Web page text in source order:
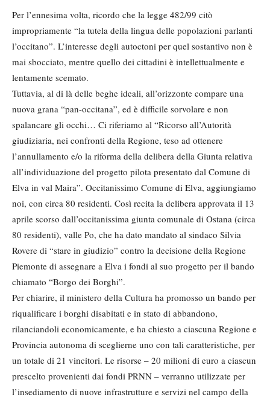
Per l’ennesima volta, ricordo che la legge 482/99 citò
impropriamente “la tutela della lingua delle popolazioni parlanti
l’occitano”. L’interesse degli autoctoni per quel sostantivo non è
mai sbocciato, mentre quello dei cittadini è intellettualmente e
lentamente scemato.
Tuttavia, al di là delle beghe ideali, all’orizzonte compare una
nuova grana “pan-occitana”, ed è difficile sorvolare e non
spalancare gli occhi… Ci riferiamo al “Ricorso all’Autorità
giudiziaria, nei confronti della Regione, teso ad ottenere
l’annullamento e/o la riforma della delibera della Giunta relativa
all’individuazione del progetto pilota presentato dal Comune di
Elva in val Maira”. Occitanissimo Comune di Elva, aggiungiamo
noi, con circa 80 residenti. Così recita la delibera approvata il 13
aprile scorso dall’occitanissima giunta comunale di Ostana (circa
80 residenti), valle Po, che ha dato mandato al sindaco Silvia
Rovere di “stare in giudizio” contro la decisione della Regione
Piemonte di assegnare a Elva i fondi al suo progetto per il bando
chiamato “Borgo dei Borghi”.
Per chiarire, il ministero della Cultura ha promosso un bando per
riqualificare i borghi disabitati e in stato di abbandono,
rilanciandoli economicamente, e ha chiesto a ciascuna Regione e
Provincia autonoma di sceglierne uno con tali caratteristiche, per
un totale di 21 vincitori. Le risorse – 20 milioni di euro a ciascun
prescelto provenienti dai fondi PRNN – verranno utilizzate per
l’insediamento di nuove infrastrutture e servizi nel campo della